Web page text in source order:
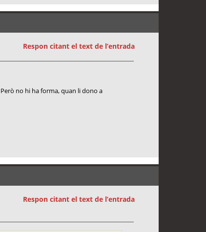
Respon citant el text de l’entrada
no hi ha forma, quan li dono a
Respon citant el text de l’entrada